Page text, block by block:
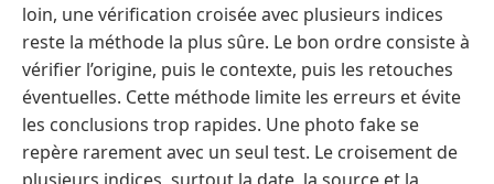
loin, une vérification croisée avec plusieurs indices
reste la méthode la plus sûre. Le bon ordre consiste à
vérifier l’origine, puis le contexte, puis les retouches
éventuelles. Cette méthode limite les erreurs et évite
les conclusions trop rapides. Une photo fake se
repère rarement avec un seul test. Le croisement de